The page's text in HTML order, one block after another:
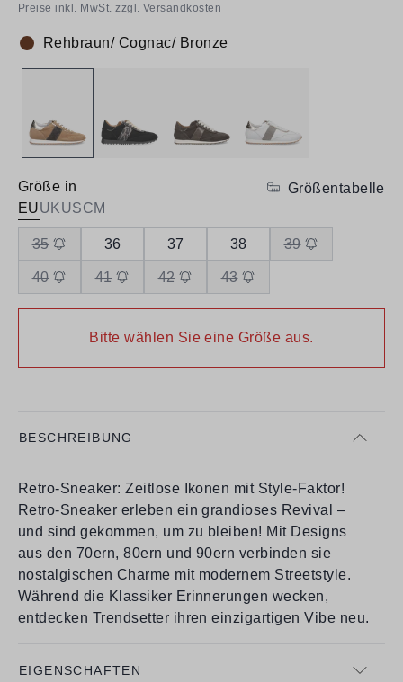
Preise inkl. MwSt. zzgl. Versandkosten
Farbe:
Rehbraun/ Cognac/ Bronze
Größe in
EUUKUSCM
Größentabelle
35 36 37 38 39
40 41 42 43
Bitte wählen Sie eine Größe aus.
BESCHREIBUNG
Retro-Sneaker: Zeitlose Ikonen mit Style-Faktor!
Retro-Sneaker erleben ein grandioses Revival –
und sind gekommen, um zu bleiben! Mit Designs
aus den 70ern, 80ern und 90ern verbinden sie
nostalgischen Charme mit modernem Streetstyle.
Während die Klassiker Erinnerungen wecken,
entdecken Trendsetter ihren einzigartigen Vibe neu.
EIGENSCHAFTEN